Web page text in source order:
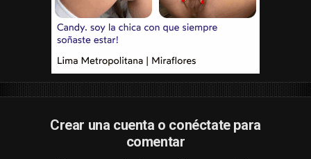
Crear una cuenta o conéctate para
comentar